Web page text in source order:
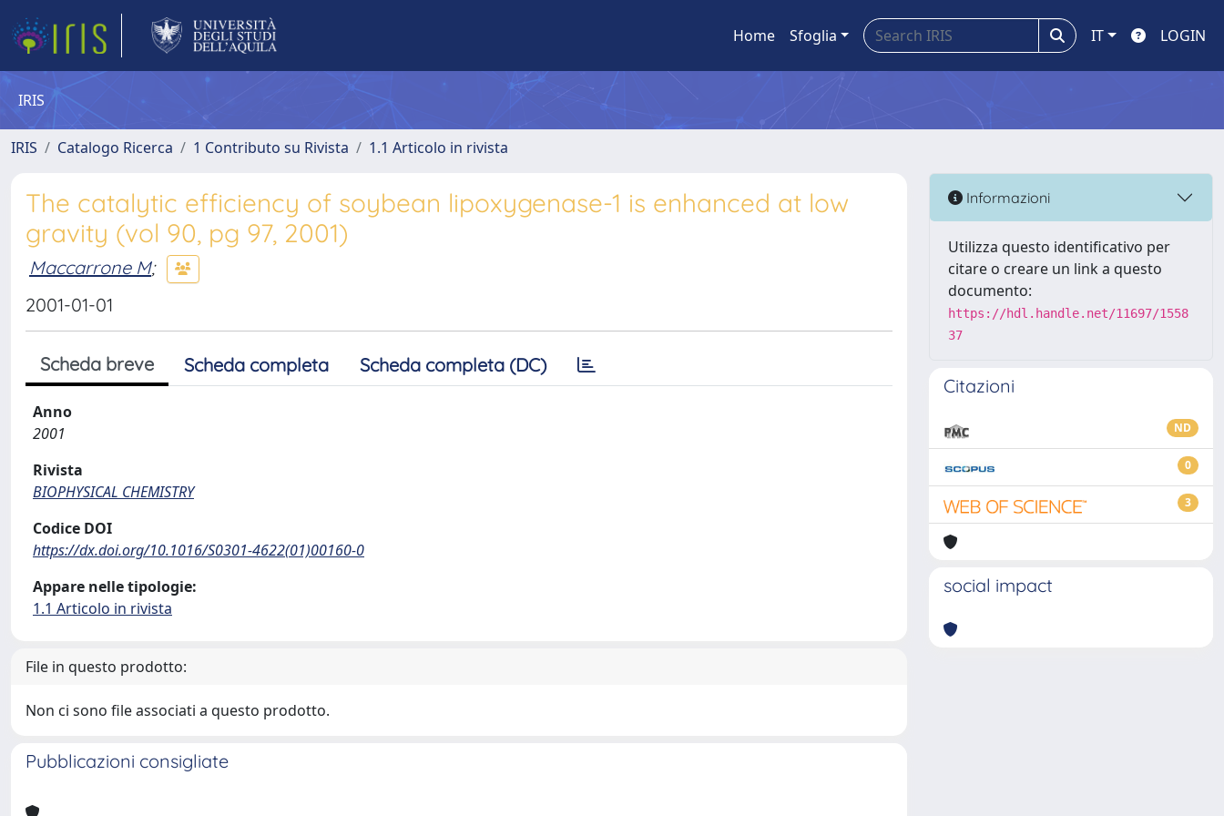
Home Sfoglia IT LOGIN
IRIS
IRIS Catalogo Ricerca 1 Contributo su Rivista 1.1 Articolo in rivista
The catalytic efficiency of soybean lipoxygenase-1 is enhanced at low
gravity (vol 90, pg 97, 2001)
Maccarrone M;
2001-01-01
Scheda breve Scheda completa Scheda completa (DC)
Anno
2001
Rivista
BIOPHYSICAL CHEMISTRY
Codice DOI
https://dx.doi.org/10.1016/S0301-4622(01)00160-0
Appare nelle tipologie:
1.1 Articolo in rivista
File in questo prodotto:
Non ci sono file associati a questo prodotto.
Pubblicazioni consigliate
Informazioni
Utilizza questo identificativo per
citare o creare un link a questo
documento:
https://hdl.handle.net/11697/1558
37
Citazioni
ND
0
3
social impact